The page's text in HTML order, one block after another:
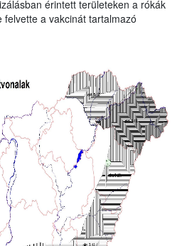
érintett területeken a rókák
a vakcinát tartalmazó